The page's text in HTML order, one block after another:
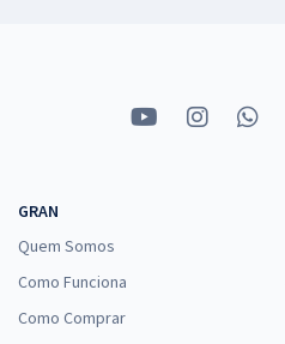
GRAN
Quem Somos
Como Funciona
Como Comprar